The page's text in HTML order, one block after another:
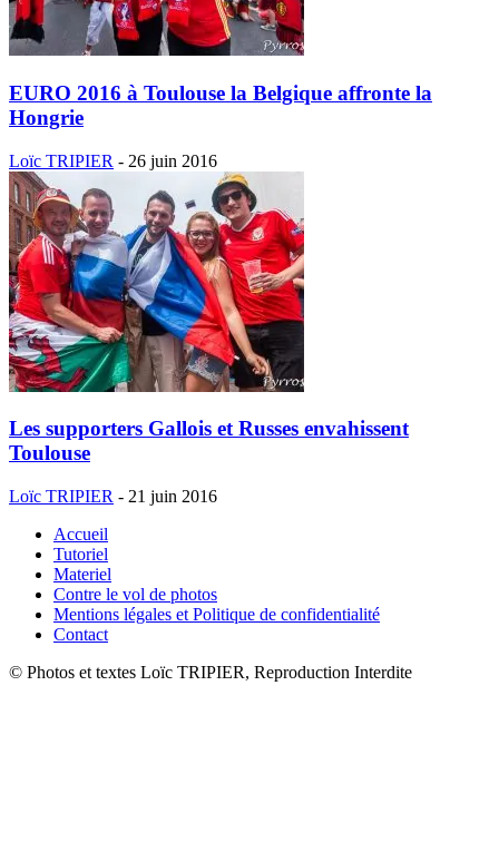
EURO 2016 à Toulouse la Belgique affronte la
Hongrie
Loïc TRIPIER - 26 juin 2016
Les supporters Gallois et Russes envahissent
Toulouse
Loïc TRIPIER - 21 juin 2016
Accueil
Tutoriel
Materiel
Contre le vol de photos
Mentions légales et Politique de confidentialité
Contact
© Photos et textes Loïc TRIPIER, Reproduction Interdite